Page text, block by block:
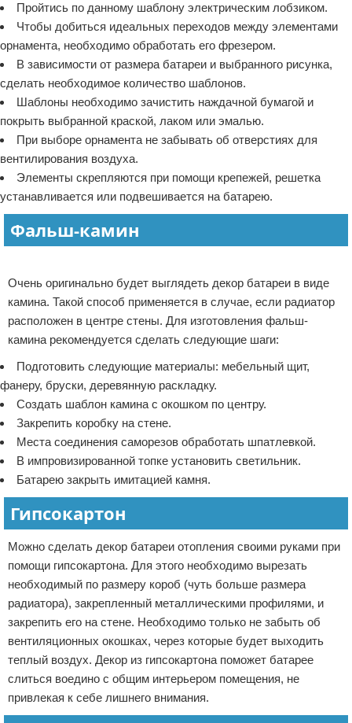
Пройтись по данному шаблону электрическим лобзиком.
Чтобы добиться идеальных переходов между элементами
орнамента, необходимо обработать его фрезером.
В зависимости от размера батареи и выбранного рисунка,
сделать необходимое количество шаблонов.
Шаблоны необходимо зачистить наждачной бумагой и
покрыть выбранной краской, лаком или эмалью.
При выборе орнамента не забывать об отверстиях для
вентилирования воздуха.
Элементы скрепляются при помощи крепежей, решетка
устанавливается или подвешивается на батарею.
Фальш-камин
Очень оригинально будет выглядеть декор батареи в виде
камина. Такой способ применяется в случае, если радиатор
расположен в центре стены. Для изготовления фальш-
камина рекомендуется сделать следующие шаги:
Подготовить следующие материалы: мебельный щит,
фанеру, бруски, деревянную раскладку.
Создать шаблон камина с окошком по центру.
Закрепить коробку на стене.
Места соединения саморезов обработать шпатлевкой.
В импровизированной топке установить светильник.
Батарею закрыть имитацией камня.
Гипсокартон
Можно сделать декор батареи отопления своими руками при
помощи гипсокартона. Для этого необходимо вырезать
необходимый по размеру короб (чуть больше размера
радиатора), закрепленный металлическими профилями, и
закрепить его на стене. Необходимо только не забыть об
вентиляционных окошках, через которые будет выходить
теплый воздух. Декор из гипсокартона поможет батарее
слиться воедино с общим интерьером помещения, не
привлекая к себе лишнего внимания.